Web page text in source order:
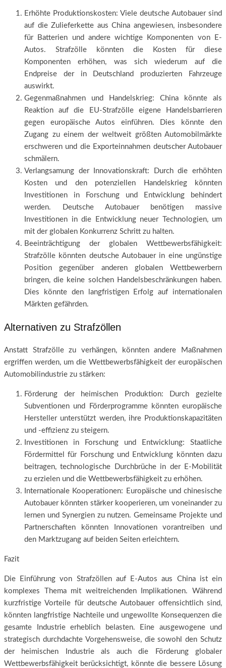
Erhöhte Produktionskosten: Viele deutsche Autobauer sind
auf die Zulieferkette aus China angewiesen, insbesondere
für Batterien und andere wichtige Komponenten von E-
Autos. Strafzölle könnten die Kosten für diese
Komponenten erhöhen, was sich wiederum auf die
Endpreise der in Deutschland produzierten Fahrzeuge
auswirkt.
Gegenmaßnahmen und Handelskrieg: China könnte als
Reaktion auf die EU-Strafzölle eigene Handelsbarrieren
gegen europäische Autos einführen. Dies könnte den
Zugang zu einem der weltweit größten Automobilmärkte
erschweren und die Exporteinnahmen deutscher Autobauer
schmälern.
Verlangsamung der Innovationskraft: Durch die erhöhten
Kosten und den potenziellen Handelskrieg könnten
Investitionen in Forschung und Entwicklung behindert
werden. Deutsche Autobauer benötigen massive
Investitionen in die Entwicklung neuer Technologien, um
mit der globalen Konkurrenz Schritt zu halten.
Beeinträchtigung der globalen Wettbewerbsfähigkeit:
Strafzölle könnten deutsche Autobauer in eine ungünstige
Position gegenüber anderen globalen Wettbewerbern
bringen, die keine solchen Handelsbeschränkungen haben.
Dies könnte den langfristigen Erfolg auf internationalen
Märkten gefährden.
Alternativen zu Strafzöllen
Anstatt Strafzölle zu verhängen, könnten andere Maßnahmen
ergriffen werden, um die Wettbewerbsfähigkeit der europäischen
Automobilindustrie zu stärken:
Förderung der heimischen Produktion: Durch gezielte
Subventionen und Förderprogramme könnten europäische
Hersteller unterstützt werden, ihre Produktionskapazitäten
und -effizienz zu steigern.
Investitionen in Forschung und Entwicklung: Staatliche
Fördermittel für Forschung und Entwicklung könnten dazu
beitragen, technologische Durchbrüche in der E-Mobilität
zu erzielen und die Wettbewerbsfähigkeit zu erhöhen.
Internationale Kooperationen: Europäische und chinesische
Autobauer könnten stärker kooperieren, um voneinander zu
lernen und Synergien zu nutzen. Gemeinsame Projekte und
Partnerschaften könnten Innovationen vorantreiben und
den Marktzugang auf beiden Seiten erleichtern.
Fazit
Die Einführung von Strafzöllen auf E-Autos aus China ist ein
komplexes Thema mit weitreichenden Implikationen. Während
kurzfristige Vorteile für deutsche Autobauer offensichtlich sind,
könnten langfristige Nachteile und ungewollte Konsequenzen die
gesamte Industrie erheblich belasten. Eine ausgewogene und
strategisch durchdachte Vorgehensweise, die sowohl den Schutz
der heimischen Industrie als auch die Förderung globaler
Wettbewerbsfähigkeit berücksichtigt, könnte die bessere Lösung